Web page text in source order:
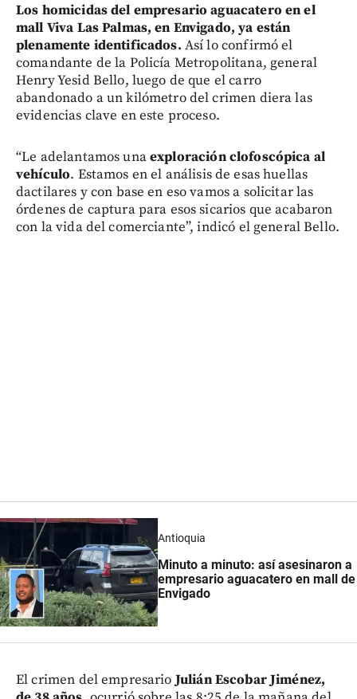
Los homicidas del empresario aguacatero en el
mall Viva Las Palmas, en Envigado, ya están
plenamente identificados. Así lo confirmó el
comandante de la Policía Metropolitana, general
Henry Yesid Bello, luego de que el carro
abandonado a un kilómetro del crimen diera las
evidencias clave en este proceso.
“Le adelantamos unaexploración clofoscópica al
vehículo. Estamos en el análisis de esas huellas
dactilares y con base en eso vamos a solicitar las
órdenes de captura para esos sicarios que acabaron
con la vida del comerciante”, indicó el general Bello.
Antioquia
Minuto a minuto: así asesinaron a
empresario aguacatero en mall de
Envigado
El crimen del empresarioJulián Escobar Jiménez,